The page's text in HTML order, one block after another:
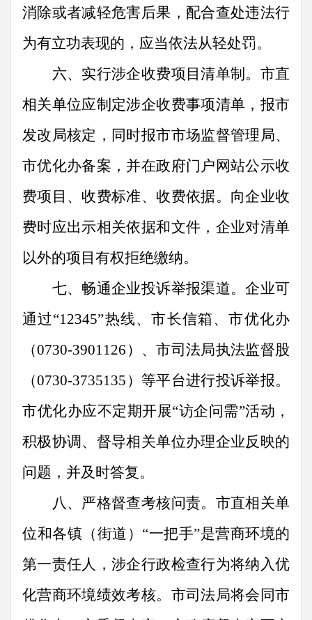
消除或者减轻危害后果，配合查处违法行
为有立功表现的，应当依法从轻处罚。
六、实行涉企收费项目清单制。 市直
相关单位应制定涉企收费事项清单，报市
发改局核定，同时报市市场监督管理局、
市优化办备案，并在政府门户网站公示收
费项目、收费标准、收费依据。向企业收
费时应出示相关依据和文件，企业对清单
以外的项目有权拒绝缴纳。
七、畅通企业投诉举报渠道。企业可
通过“12345”热线、市长信箱、市优化办
（0730-3901126 ）、市司法局执法监督股
（0730-3735135 ）等平台进行投诉举报。
市优化办应不定期开展“访企问需”活动，
积极协调、督导相关单位办理企业反映的
问题 ， 并及时答复。
八、严格督查考核问责。 市直相关单
位和各镇（街道） “一把手”是营商环境的
第一责任人，涉企行政检查行为将纳入优
化营商环境绩效考核。市司法局将会同市